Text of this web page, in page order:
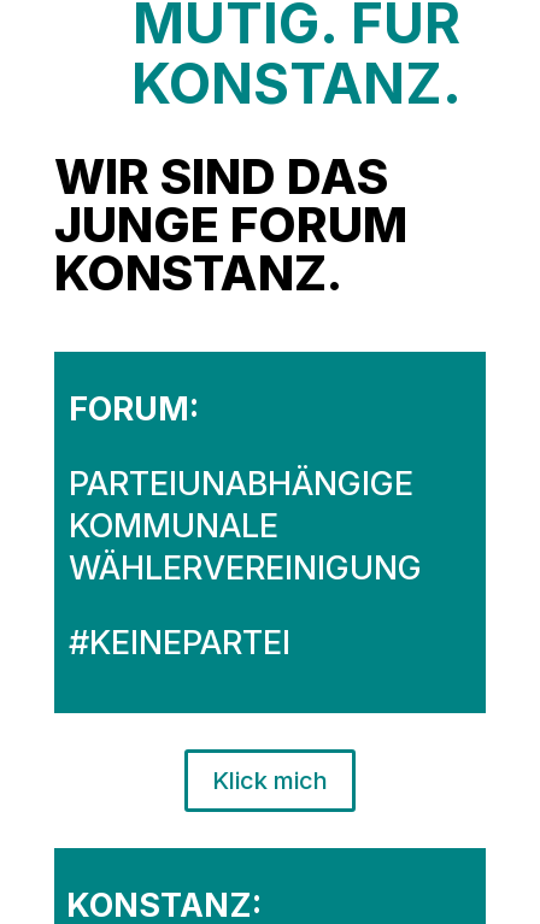
MUTIG. FÜR
KONSTANZ.
WIR SIND DAS
JUNGE FORUM
KONSTANZ.
FORUM:
PARTEIUNABHÄNGIGE
KOMMUNALE
WÄHLERVEREINIGUNG
#KEINEPARTEI
Klick mich
KONSTANZ: